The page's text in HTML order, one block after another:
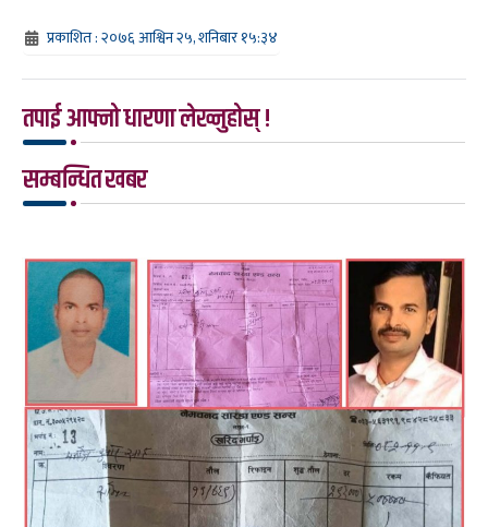
प्रकाशित : २०७६ आश्विन २५, शनिबार १५:३४
तपाई आफ्नो धारणा लेख्नुहोस् !
सम्बन्धित खबर